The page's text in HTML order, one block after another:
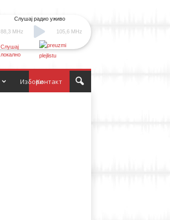
88,3 MHz
Слушај радио уживо
105,6 MHz
Слушај
локално
Контакт
Избори